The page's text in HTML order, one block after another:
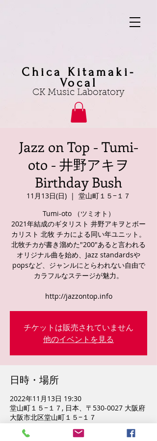
Chica Kitamaki-
Vocal
CK Music Laboratory
Jazz on Top - Tumi-
oto - 井野アキヲ
Birthday Bush
11月13日(日)
  |
堂山町１５−１７
Tumi-oto （ツミオト）
2021年結成のギタリスト 井野アキヲとボー
カリスト 北牧 チカによる同い年ユニット。
北牧チカが書き溜めた"200"あると言われる
オリジナル曲を始め、Jazz standardsや
popsなど、ジャンルにとらわれない自由で
カラフルなステージが魅力。
http://jazzontop.info
チケットは販売されていません
他のイベントを見る
日時・場所
2022年11月13日 19:30
堂山町１５−１７, 日本、〒530-0027 大阪府
大阪市北区堂山町１５−１７